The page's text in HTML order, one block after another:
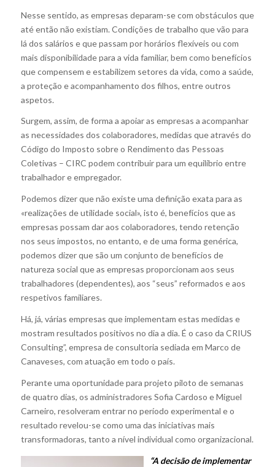
Nesse sentido, as empresas deparam-se com obstáculos que
até então não existiam. Condições de trabalho que vão para
lá dos salários e que passam por horários flexíveis ou com
mais disponibilidade para a vida familiar, bem como benefícios
que compensem e estabilizem setores da vida, como a saúde,
a proteção e acompanhamento dos filhos, entre outros
aspetos.
Surgem, assim, de forma a apoiar as empresas a acompanhar
as necessidades dos colaboradores, medidas que através do
Código do Imposto sobre o Rendimento das Pessoas
Coletivas – CIRC podem contribuir para um equilíbrio entre
trabalhador e empregador.
Podemos dizer que não existe uma definição exata para as
«realizações de utilidade social», isto é, benefícios que as
empresas possam dar aos colaboradores, tendo retenção
nos seus impostos, no entanto, e de uma forma genérica,
podemos dizer que são um conjunto de benefícios de
natureza social que as empresas proporcionam aos seus
trabalhadores (dependentes), aos “seus” reformados e aos
respetivos familiares.
Há, já, várias empresas que implementam estas medidas e
mostram resultados positivos no dia a dia. É o caso da CRIUS
Consulting”, empresa de consultoria sediada em Marco de
Canaveses, com atuação em todo o país.
Perante uma oportunidade para projeto piloto de semanas
de quatro dias, os administradores Sofia Cardoso e Miguel
Carneiro, resolveram entrar no período experimental e o
resultado revelou-se como uma das iniciativas mais
transformadoras, tanto a nível individual como organizacional.
“A decisão de implementar